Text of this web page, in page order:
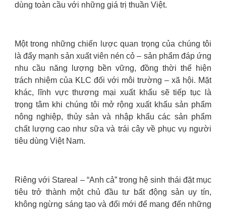
dùng toàn cầu với những giá trị thuần Việt.
Một trong những chiến lược quan trọng của chúng tôi
là đẩy mạnh sản xuất viên nén cỏ – sản phẩm đáp ứng
nhu cầu năng lượng bền vững, đồng thời thể hiện
trách nhiệm của KLC đối với môi trường – xã hội. Mặt
khác, lĩnh vực thương mại xuất khẩu sẽ tiếp tục là
trọng tâm khi chúng tôi mở rộng xuất khẩu sản phẩm
nông nghiệp, thủy sản và nhập khẩu các sản phẩm
chất lượng cao như sữa và trái cây về phục vụ người
tiêu dùng Việt Nam.
Riêng với Stareal – “Anh cả” trong hệ sinh thái đặt mục
tiêu trở thành một chủ đầu tư bất động sản uy tín,
không ngừng sáng tạo và đổi mới để mang đến những